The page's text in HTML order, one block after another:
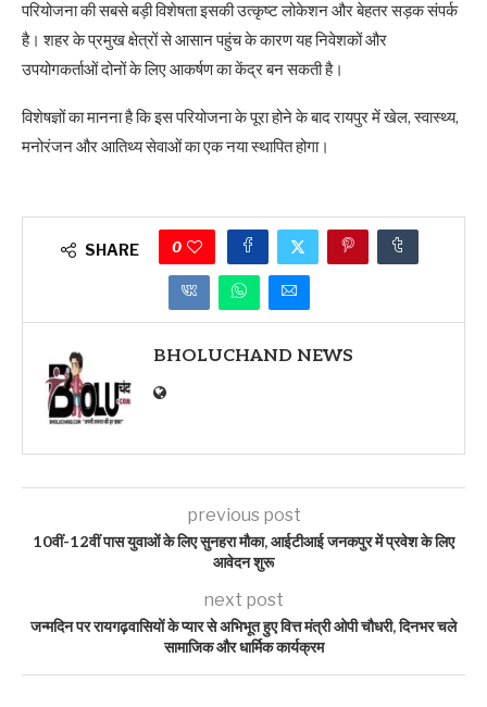
परियोजना की सबसे बड़ी विशेषता इसकी उत्कृष्ट लोकेशन और बेहतर सड़क संपर्क
है। शहर के प्रमुख क्षेत्रों से आसान पहुंच के कारण यह निवेशकों और
उपयोगकर्ताओं दोनों के लिए आकर्षण का केंद्र बन सकती है।
विशेषज्ञों का मानना है कि इस परियोजना के पूरा होने के बाद रायपुर में खेल, स्वास्थ्य,
मनोरंजन और आतिथ्य सेवाओं का एक नया स्थापित होगा।
SHARE 0
BHOLUCHAND NEWS
previous post
10वीं-12वीं पास युवाओं के लिए सुनहरा मौका, आईटीआई जनकपुर में प्रवेश के लिए
आवेदन शुरू
next post
जन्मदिन पर रायगढ़वासियों के प्यार से अभिभूत हुए वित्त मंत्री ओपी चौधरी, दिनभर चले
सामाजिक और धार्मिक कार्यक्रम